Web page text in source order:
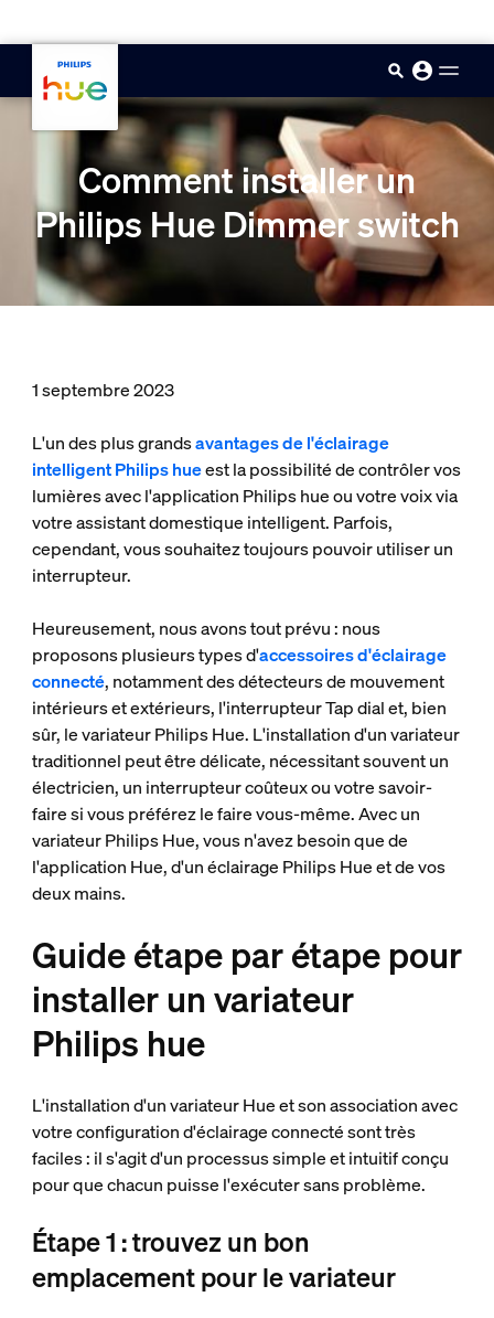
Comment installer un
Philips Hue Dimmer switch
1 septembre 2023
L'un des plus grandsavantages de l'éclairage
intelligent Philips hueest la possibilité de contrôler vos
lumières avec l'application Philips hue ou votre voix via
votre assistant domestique intelligent. Parfois,
cependant, vous souhaitez toujours pouvoir utiliser un
interrupteur.
Heureusement, nous avons tout prévu : nous
proposons plusieurs types d'accessoires d'éclairage
connecté, notamment des détecteurs de mouvement
intérieurs et extérieurs, l'interrupteur Tap dial et, bien
sûr, le variateur Philips Hue. L'installation d'un variateur
traditionnel peut être délicate, nécessitant souvent un
électricien, un interrupteur coûteux ou votre savoir-
faire si vous préférez le faire vous-même. Avec un
variateur Philips Hue, vous n'avez besoin que de
l'application Hue, d'un éclairage Philips Hue et de vos
deux mains.
Guide étape par étape pour
installer un variateur
Philips hue
L'installation d'un variateur Hue et son association avec
votre configuration d'éclairage connecté sont très
faciles : il s'agit d'un processus simple et intuitif conçu
pour que chacun puisse l'exécuter sans problème.
Étape 1 : trouvez un bon
emplacement pour le variateur